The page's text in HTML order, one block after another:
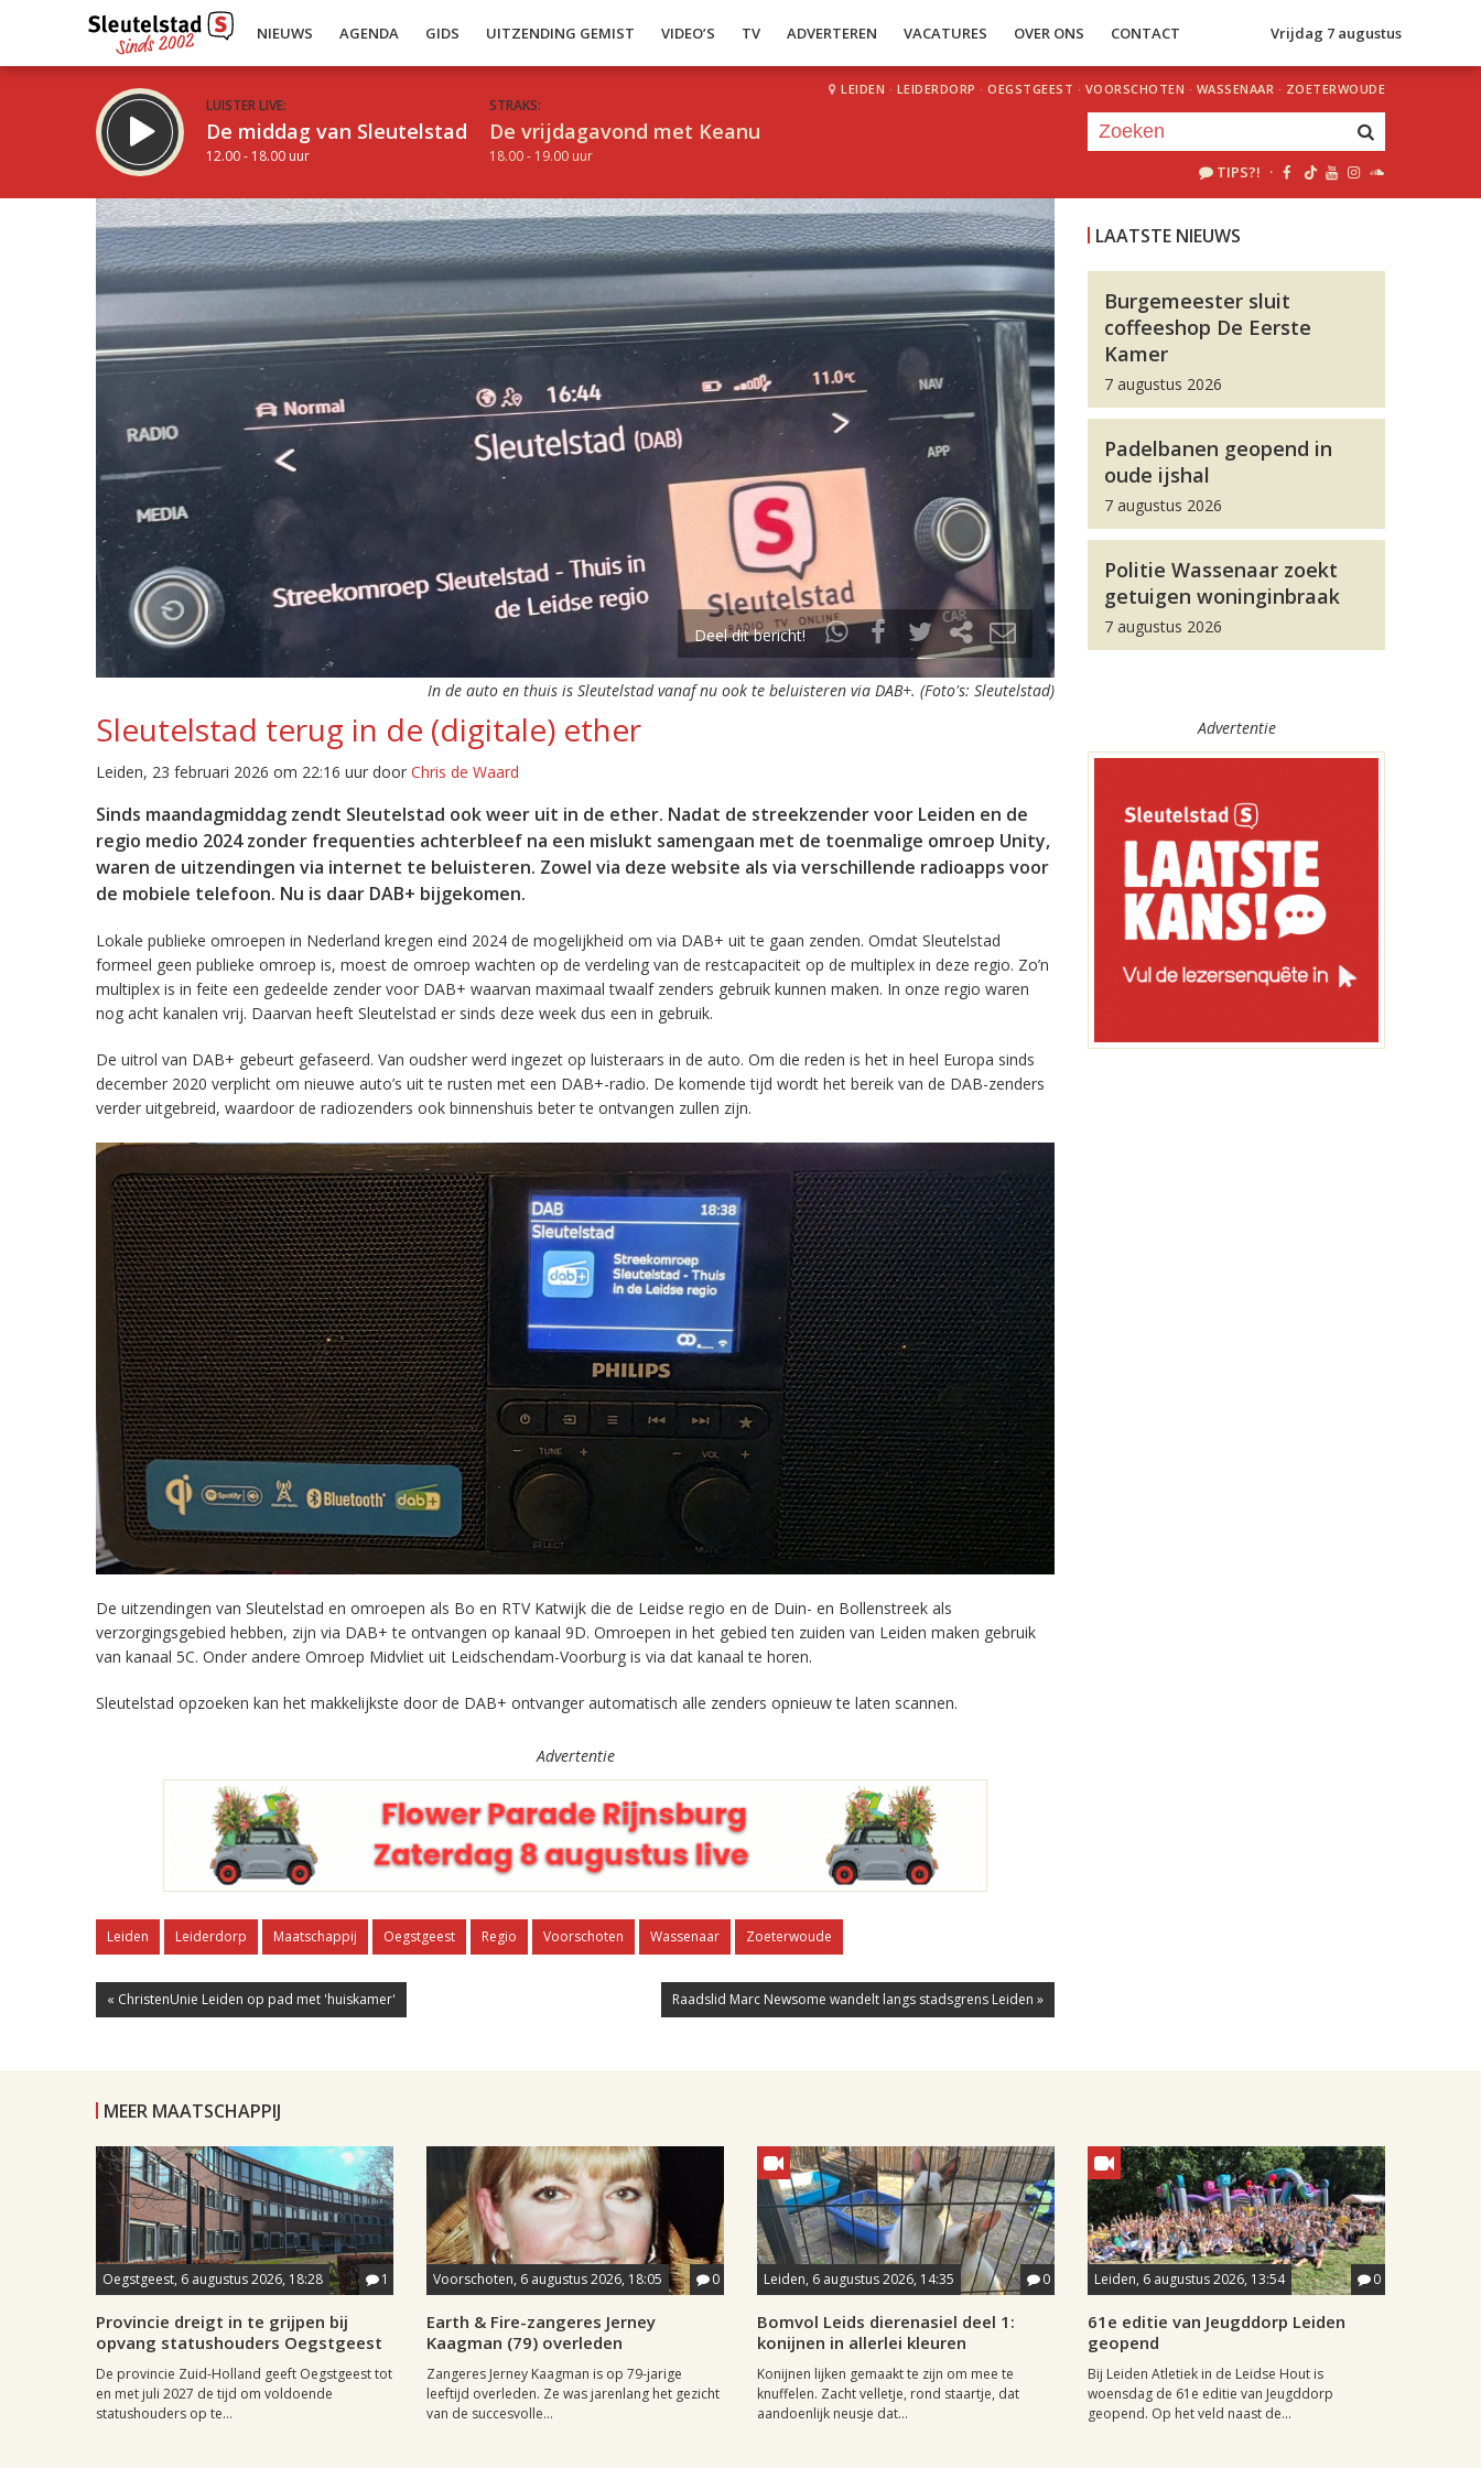
NIEUWS AGENDA GIDS UITZENDING GEMIST VIDEO’S TV ADVERTEREN VACATURES OVER ONS CONTACT Vrijdag 7 augustus
LUISTER LIVE:
De middag van Sleutelstad
12.00 - 18.00 uur
STRAKS:
De vrijdagavond met Keanu
18.00 - 19.00 uur
LEIDEN · LEIDERDORP · OEGSTGEEST · VOORSCHOTEN · WASSENAAR · ZOETERWOUDE
TIPS?! ·
Deel dit bericht!
In de auto en thuis is Sleutelstad vanaf nu ook te beluisteren via DAB+. (Foto's: Sleutelstad)
Sleutelstad terug in de (digitale) ether
Leiden, 23 februari 2026 om 22:16 uur door Chris de Waard
Sinds maandagmiddag zendt Sleutelstad ook weer uit in de ether. Nadat de streekzender voor Leiden en de
regio medio 2024 zonder frequenties achterbleef na een mislukt samengaan met de toenmalige omroep Unity,
waren de uitzendingen via internet te beluisteren. Zowel via deze website als via verschillende radioapps voor
de mobiele telefoon. Nu is daar DAB+ bijgekomen.
Lokale publieke omroepen in Nederland kregen eind 2024 de mogelijkheid om via DAB+ uit te gaan zenden. Omdat Sleutelstad
formeel geen publieke omroep is, moest de omroep wachten op de verdeling van de restcapaciteit op de multiplex in deze regio. Zo’n
multiplex is in feite een gedeelde zender voor DAB+ waarvan maximaal twaalf zenders gebruik kunnen maken. In onze regio waren
nog acht kanalen vrij. Daarvan heeft Sleutelstad er sinds deze week dus een in gebruik.
De uitrol van DAB+ gebeurt gefaseerd. Van oudsher werd ingezet op luisteraars in de auto. Om die reden is het in heel Europa sinds
december 2020 verplicht om nieuwe auto’s uit te rusten met een DAB+-radio. De komende tijd wordt het bereik van de DAB-zenders
verder uitgebreid, waardoor de radiozenders ook binnenshuis beter te ontvangen zullen zijn.
De uitzendingen van Sleutelstad en omroepen als Bo en RTV Katwijk die de Leidse regio en de Duin- en Bollenstreek als
verzorgingsgebied hebben, zijn via DAB+ te ontvangen op kanaal 9D. Omroepen in het gebied ten zuiden van Leiden maken gebruik
van kanaal 5C. Onder andere Omroep Midvliet uit Leidschendam-Voorburg is via dat kanaal te horen.
Sleutelstad opzoeken kan het makkelijkste door de DAB+ ontvanger automatisch alle zenders opnieuw te laten scannen.
Advertentie
Leiden Leiderdorp Maatschappij Oegstgeest Regio Voorschoten Wassenaar Zoeterwoude
« ChristenUnie Leiden op pad met 'huiskamer' Raadslid Marc Newsome wandelt langs stadsgrens Leiden »
LAATSTE NIEUWS
Burgemeester sluit
coffeeshop De Eerste
Kamer
7 augustus 2026
Padelbanen geopend in
oude ijshal
7 augustus 2026
Politie Wassenaar zoekt
getuigen woninginbraak
7 augustus 2026
Advertentie
MEER MAATSCHAPPIJ
Oegstgeest, 6 augustus 2026, 18:28 1
Provincie dreigt in te grijpen bij
opvang statushouders Oegstgeest
De provincie Zuid-Holland geeft Oegstgeest tot
en met juli 2027 de tijd om voldoende
statushouders op te...
Voorschoten, 6 augustus 2026, 18:05 0
Earth & Fire-zangeres Jerney
Kaagman (79) overleden
Zangeres Jerney Kaagman is op 79-jarige
leeftijd overleden. Ze was jarenlang het gezicht
van de succesvolle...
Leiden, 6 augustus 2026, 14:35 0
Bomvol Leids dierenasiel deel 1:
konijnen in allerlei kleuren
Konijnen lijken gemaakt te zijn om mee te
knuffelen. Zacht velletje, rond staartje, dat
aandoenlijk neusje dat...
Leiden, 6 augustus 2026, 13:54 0
61e editie van Jeugddorp Leiden
geopend
Bij Leiden Atletiek in de Leidse Hout is
woensdag de 61e editie van Jeugddorp
geopend. Op het veld naast de...